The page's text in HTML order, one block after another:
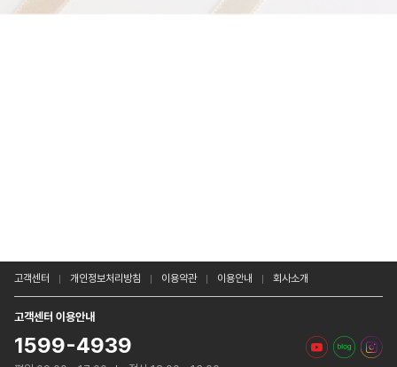
고객센터 개인정보처리방침 이용약관 이용안내 회사소개
고객센터 이용안내
1599-4939